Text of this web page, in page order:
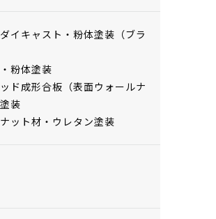
イキャスト・粉体塗装（ブラ
粉体塗装
ド成形合板（表面ウォールナ
装
ット材・ウレタン塗装